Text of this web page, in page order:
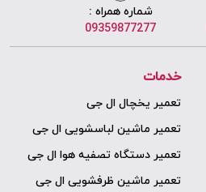
شماره همراه :
09359877277
خدمات
تعمیر یخچال ال جی
تعمیر ماشین لباسشویی ال جی
تعمیر دستگاه تصفیه هوا ال جی
تعمیر ماشین ظرفشویی ال جی